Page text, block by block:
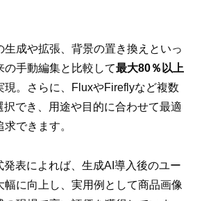
生成や拡張、背景の置き換えといっ
の手動編集と比較して最大80％以上
現。さらに、FluxやFireflyなど複数
択でき、用途や目的に合わせて最適
できます。
発表によれば、生成AI導入後のユー
幅に向上し、実用例として商品画像